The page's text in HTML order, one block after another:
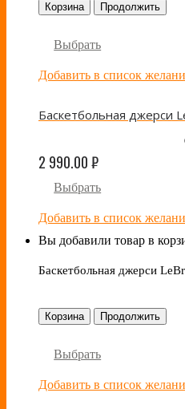
Корзина Продолжить
Выбрать
Добавить в список
2 990.00₽
Выбрать
Добавить в список
Вы добавили товар в
Баскетбольная джерси
Корзина Продолжить
Выбрать
Добавить в список